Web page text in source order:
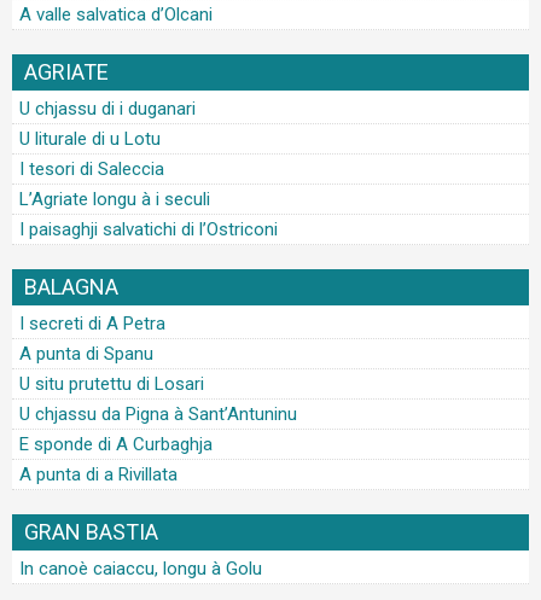
A valle salvatica d’Olcani
AGRIATE
U chjassu di i duganari
U liturale di u Lotu
I tesori di Saleccia
L’Agriate longu à i seculi
I paisaghji salvatichi di l’Ostriconi
BALAGNA
I secreti di A Petra
A punta di Spanu
U situ prutettu di Losari
U chjassu da Pigna à Sant’Antuninu
E sponde di A Curbaghja
A punta di a Rivillata
GRAN BASTIA
In canoè caiaccu, longu à Golu